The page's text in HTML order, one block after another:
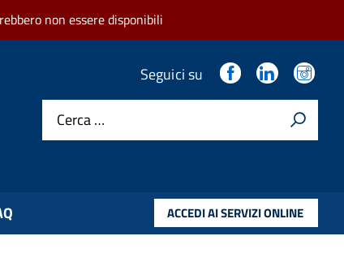
non essere disponibili
Seguici su
Cerca …
ACCEDI AI SERVIZI ONLINE